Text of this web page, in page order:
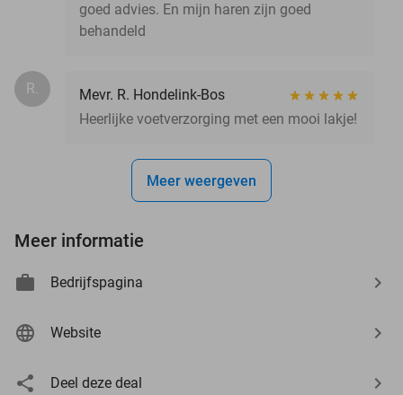
goed advies. En mijn haren zijn goed
behandeld
R.
Mevr. R. Hondelink-Bos
Heerlijke voetverzorging met een mooi lakje!
Meer weergeven
Meer informatie
Bedrijfspagina
Website
Deel deze deal